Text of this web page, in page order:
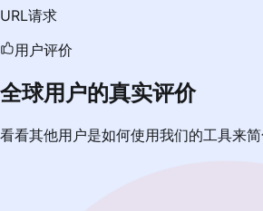
URL请求
用户评价
全球用户的真实评价
看看其他用户是如何使用我们的工具来